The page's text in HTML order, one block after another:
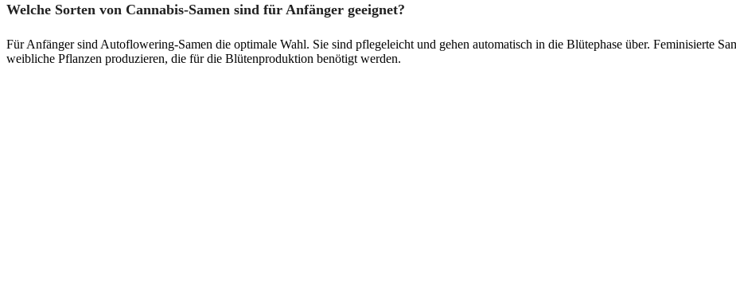
Welche Sorten von Cannabis-Samen sind für Anfänger geeignet?
Für Anfänger sind Autoflowering-Samen die optimale Wahl. Sie sind pflegeleicht und gehen automatisch in die Blütephase über. Feminisierte
weibliche Pflanzen produzieren, die für die Blütenproduktion benötigt werden.